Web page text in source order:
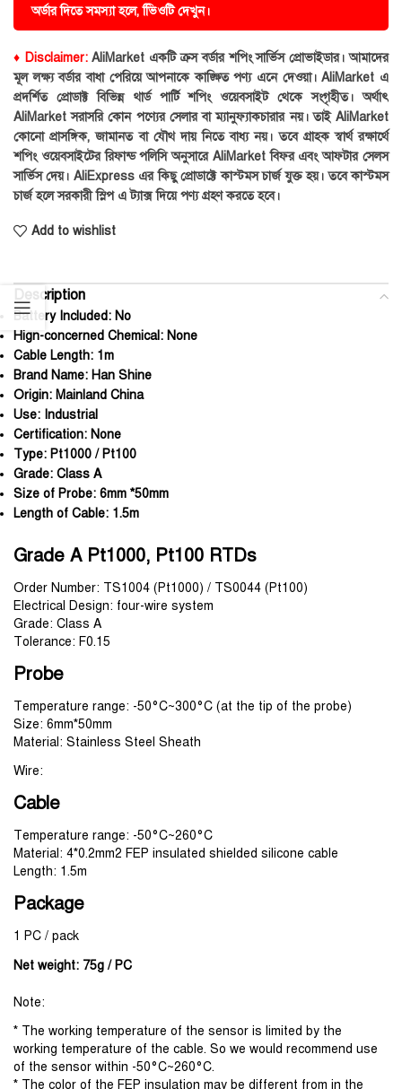
অর্ডার দিতে সমস্যা হলে, ভিিওটি দেখুন।
♦ Disclaimer:AliMarket একটি ক্রস বর্ডার শপিং সার্ভিস প্রোভাইডার। আমাদের
মূল লক্ষ্য বর্ডার বাধা পেরিয়ে আপনাকে কাঙ্ক্ষিত পণ্য এনে দেওয়া। AliMarket এ
প্রদর্শিত প্রোডাক্ট বিভিন্ন থার্ড পার্টি শপিং ওয়েবসাইট থেকে সংগৃহীত। অর্থাৎ
AliMarket সরাসরি কোন পণ্যের সেলার বা ম্যানুফ্যাকচারার নয়। তাই AliMarket
কোনো প্রাসঙ্গিক, জামানত বা যৌথ দায় নিতে বাধ্য নয়। তবে গ্রাহক স্বার্থ রক্ষার্থে
শপিং ওয়েবসাইটের রিফান্ড পলিসি অনুসারে AliMarket বিফর এবং আফটার সেলস
সার্ভিস দেয়। AliExpress এর কিছু প্রোডাক্টে কাস্টমস চার্জ যুক্ত হয়। তবে কাস্টমস
চার্জ হলে সরকারী স্লিপ এ ট্যাক্স দিয়ে পণ্য গ্রহণ করতে হবে।
Add to wishlist
Description
Battery Included: No
Hign-concerned Chemical: None
Cable Length: 1m
Brand Name: Han Shine
Origin: Mainland China
Use: Industrial
Certification: None
Type: Pt1000 / Pt100
Grade: Class A
Size of Probe: 6mm *50mm
Length of Cable: 1.5m
Grade A Pt1000, Pt100 RTDs
Order Number: TS1004 (Pt1000) / TS0044 (Pt100)
Electrical Design: four-wire system
Grade: Class A
Tolerance: F0.15
Probe
Temperature range: -50°C~300°C (at the tip of the probe)
Size: 6mm*50mm
Material: Stainless Steel Sheath
Wire:
Cable
Temperature range: -50°C~260°C
Material: 4*0.2mm2 FEP insulated shielded silicone cable
Length: 1.5m
Package
1 PC / pack
Net weight: 75g / PC
Note:
* The working temperature of the sensor is limited by the
working temperature of the cable. So we would recommend use
of the sensor within -50°C~260°C.
* The color of the FEP insulation may be different from in the